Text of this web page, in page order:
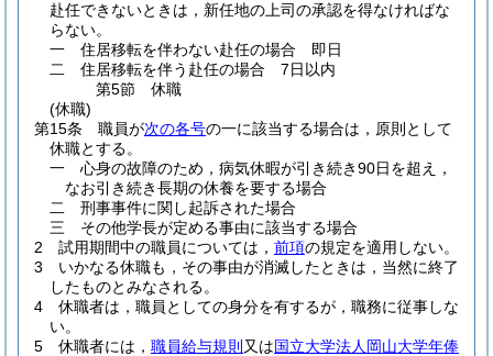
赴任できないときは，新任地の上司の承認を得なければな
らない。
一
住居移転を伴わない赴任の場合 即日
二
住居移転を伴う赴任の場合 7日以内
第5節
休職
(休職)
第15条
職員が次の各号の一に該当する場合は，原則として
休職とする。
一
心身の故障のため，病気休暇が引き続き90日を超え，
なお引き続き長期の休養を要する場合
二
刑事事件に関し起訴された場合
三
その他学長が定める事由に該当する場合
2
試用期間中の職員については， 前項の規定を適用しない。
3
いかなる休職も，その事由が消滅したときは，当然に終了
したものとみなされる。
4
休職者は，職員としての身分を有するが，職務に従事しな
い。
5
休職者には， 職員給与規則 又は国立大学法人岡山大学年俸